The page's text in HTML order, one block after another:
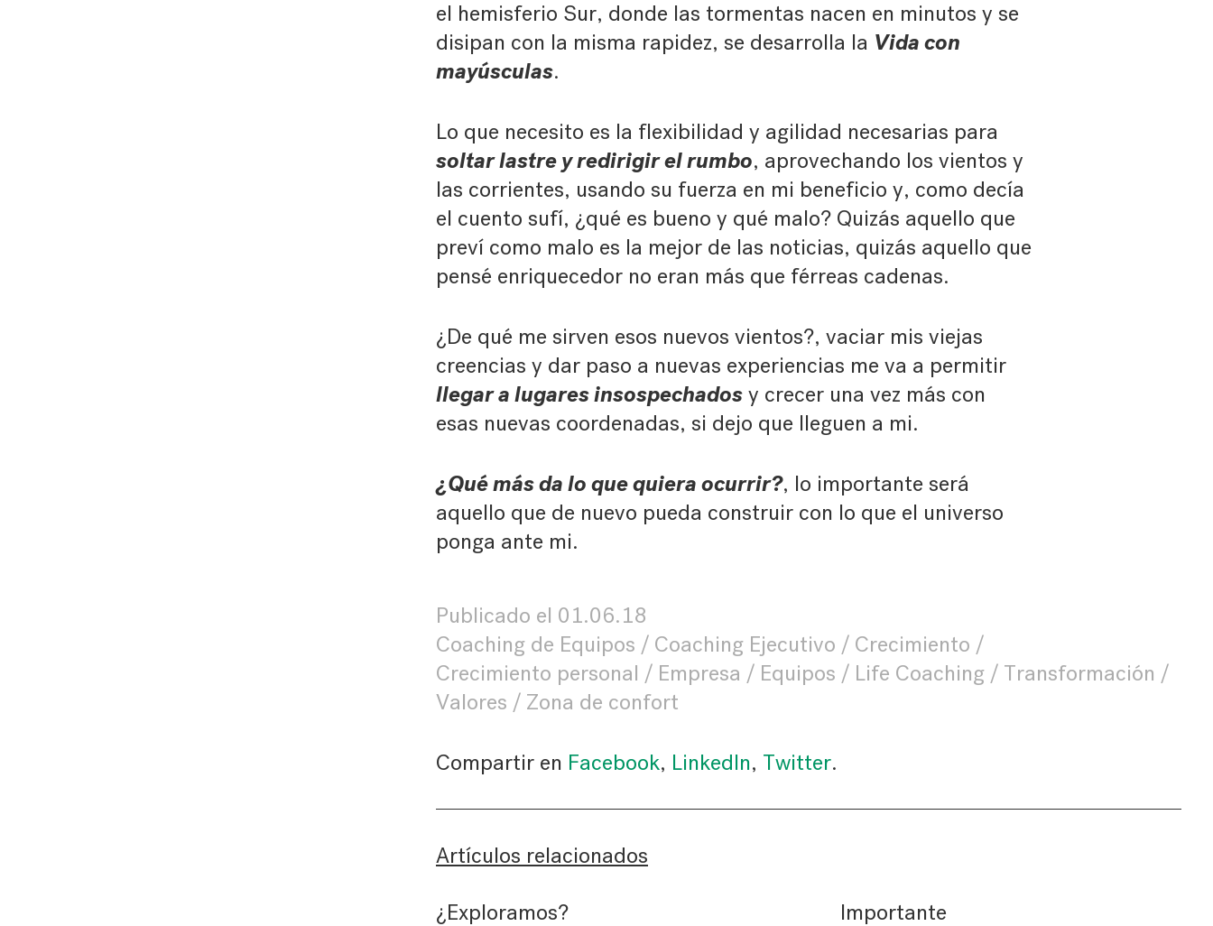
el hemisferio Sur, donde las tormentas nacen en minutos y se
disipan con la misma rapidez, se desarrolla la Vida con
mayúsculas.
Lo que necesito es la flexibilidad y agilidad necesarias para
soltar lastre y redirigir el rumbo, aprovechando los vientos y
las corrientes, usando su fuerza en mi beneficio y, como decía
el cuento sufí, ¿qué es bueno y qué malo? Quizás aquello que
preví como malo es la mejor de las noticias, quizás aquello que
pensé enriquecedor no eran más que férreas cadenas.
¿De qué me sirven esos nuevos vientos?, vaciar mis viejas
creencias y dar paso a nuevas experiencias me va a permitir
llegar a lugares insospechadosy crecer una vez más con
esas nuevas coordenadas, si dejo que lleguen a mi.
¿Qué más da lo que quiera ocurrir?, lo importante será
aquello que de nuevo pueda construir con lo que el universo
ponga ante mi.
Publicado el 01.06.18
Coaching de Equipos
Coaching Ejecutivo
Crecimiento
Crecimiento personal
Empresa Equipos Life Coaching
Transformación
Valores
Zona de confort
Compartir en Facebook, LinkedIn, Twitter.
Artículos relacionados
¿Exploramos? Importante